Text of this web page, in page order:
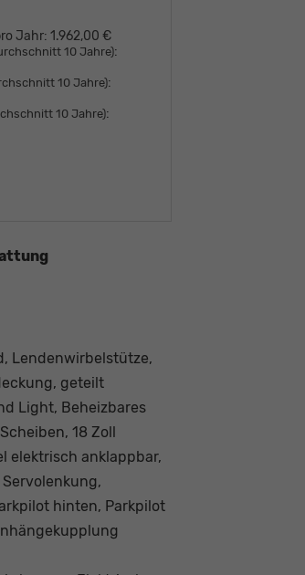
Jahr: 1.962,00 €
10 Jahre):
10 Jahre):
10 Jahre):
Lendenwirbelstütze,
geteilt
Light, Beheizbares
18 Zoll
elektrisch anklappbar,
hinten, Parkpilot